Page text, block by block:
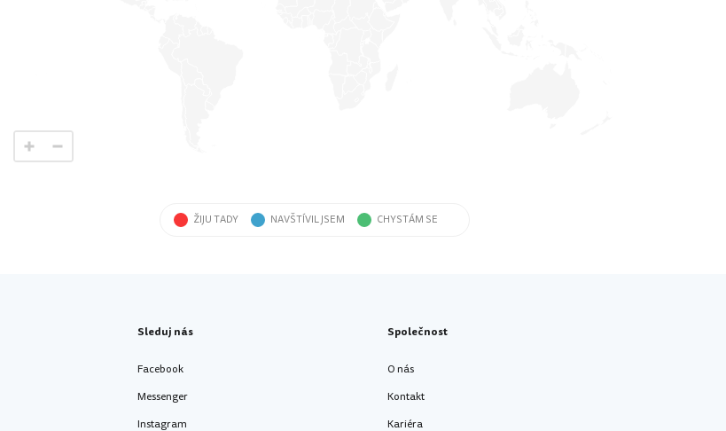
ŽIJU TADY NAVŠTÍVIL JSEM CHYSTÁM SE
Sleduj nás
Facebook
Messenger
Instagram
Společnost
O nás
Kontakt
Kariéra